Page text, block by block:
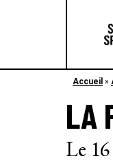
Accueil »
LA
Le